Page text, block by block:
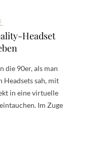
Headset
die 90er, als man
Headsets sah, mit
in eine virtuelle
Im Zuge